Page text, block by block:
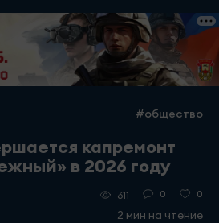
#общество
капремонт
в 2026 году
611 0 0
2 мин на чтение